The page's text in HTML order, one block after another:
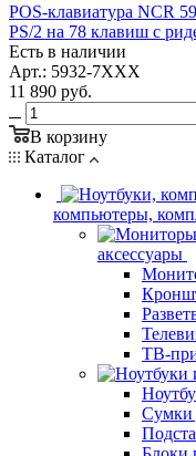
POS-клавиатура NCR
PS/2 на 78 клавиш с
Есть в наличии
Арт.: 5932-7XXX
11 890 руб.
В корзину
Каталог
компьютеры,
аксессуары
ТВ-
Сумки